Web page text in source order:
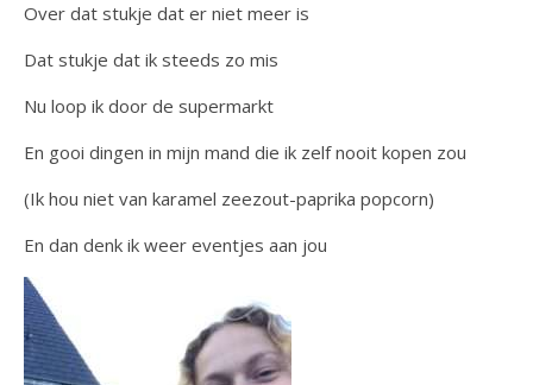
Over dat stukje dat er niet meer is
Dat stukje dat ik steeds zo mis
Nu loop ik door de supermarkt
En gooi dingen in mijn mand die ik zelf nooit kopen zou
(Ik hou niet van karamel zeezout-paprika popcorn)
En dan denk ik weer eventjes aan jou